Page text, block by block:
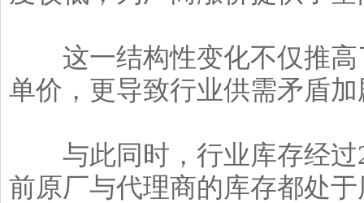
这一结构性变化不仅推高
单价，更导致行业供需矛盾加
与此同时，行业库存经过
前原厂与代理商的库存都处